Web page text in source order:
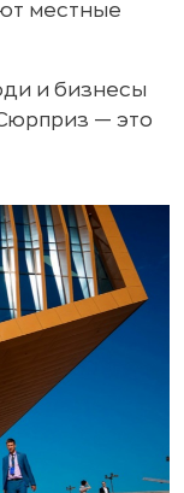
местные
и бизнесы
— это